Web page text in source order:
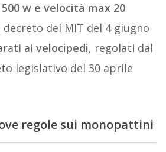
w e velocità max 20
del MIT del 4 giugno
aivelocipedi, regolati dal
legislativo del 30 aprile
regole sui monopattini